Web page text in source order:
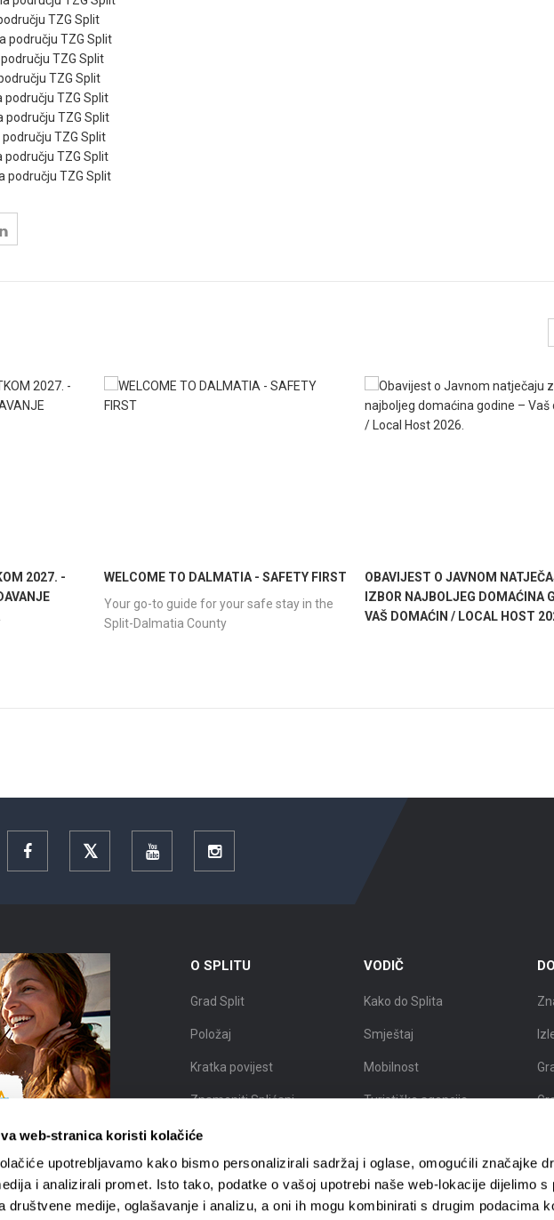
web-stranica koristi kolačiće
upotrebljavamo kako bismo personalizirali sadržaj i oglase, omogućili značajke
i analizirali promet. Isto tako, podatke o vašoj upotrebi naše web-lokacije dijelimo s
društvene medije, oglašavanje i analizu, a oni ih mogu kombinirati s drugim podacima
TZG Split
području TZG Split
TZG Split
TZG Split
području TZG Split
području TZG Split
TZG Split
području TZG Split
području TZG Split
2027. -
WELCOME TO DALMATIA - SAFETY FIRST
Your go-to guide for your safe stay in the
Split-Dalmatia County
OBAVIJEST O JAVNOM
IZBOR NAJBOLJEG DOMAĆINA
VAŠ DOMAĆIN / LOCAL HOST
Facebook YouTube Instagram
O SPLITU
Grad Split
Položaj
Kratka povijest
Znameniti Splićani
Interaktivna karta Splita
VODIČ
Kako do Splita
Smještaj
Mobilnost
Turističke agencije